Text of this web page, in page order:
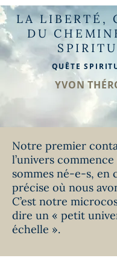
LA LIBERTÉ,
DU
QUÊTE
YVON
Notre premier
l’univers
sommes né-e-s, en
précise où nous
C’est notre
dire un « petit
échelle ».